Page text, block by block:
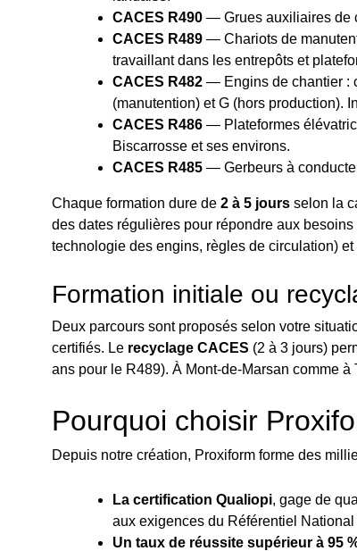
CACES R490 — Grues auxiliaires de
CACES R489 — Chariots de
travaillant dans les entrepôts et
CACES R482 — Engins de chantier :
(manutention) et G (hors production).
CACES R486 — Plateformes
Biscarrosse et ses environs.
CACES R485 — Gerbeurs à
Chaque formation dure de 2 à 5 jours selon la
des dates régulières pour répondre aux
technologie des engins, règles de circulation)
Formation initiale ou
Deux parcours sont proposés selon votre
certifiés. Le recyclage CACES (2 à 3 jours)
ans pour le R489). À Mont-de-Marsan comme
Pourquoi choisir
Depuis notre création, Proxiform forme des
La certification Qualiopi, gage de
aux exigences du Référentiel National
Un taux de réussite supérieur à 95